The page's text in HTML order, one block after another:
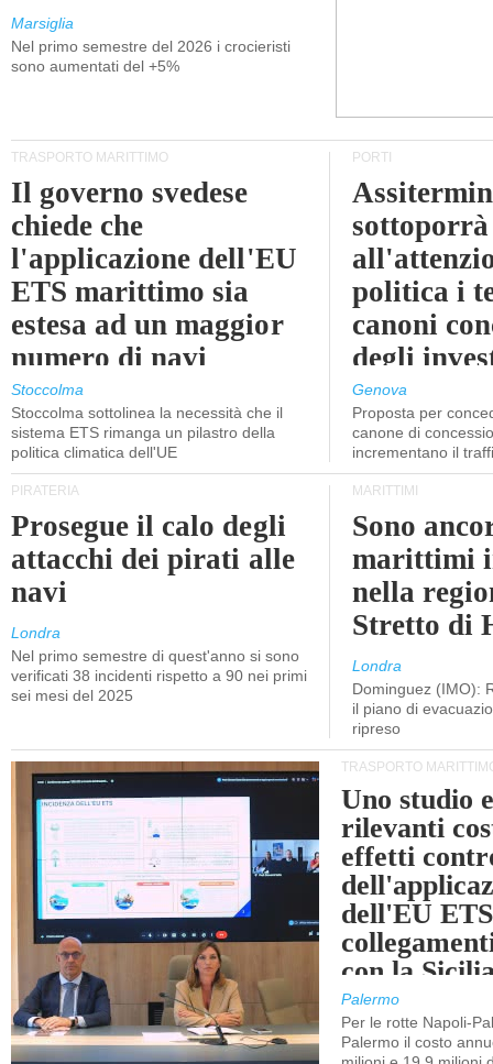
Marsiglia
Nel primo semestre del 2026 i crocieristi
sono aumentati del +5%
TRASPORTO MARITTIMO
Il governo svedese
chiede che
l'applicazione dell'EU
ETS marittimo sia
estesa ad un maggior
numero di navi
Stoccolma
Stoccolma sottolinea la necessità che il
sistema ETS rimanga un pilastro della
politica climatica dell'UE
PORTI
sottoporrà
politica i
canoni
degli
Genova
Proposta per
canone di
incrementano il
PIRATERIA
Prosegue il calo degli
attacchi dei pirati alle
navi
Londra
Nel primo semestre di quest'anno si sono
verificati 38 incidenti rispetto a 90 nei primi
sei mesi del 2025
MARITTIMI
Sono
marittimi
nella
Stretto di
Londra
Dominguez (IMO):
il piano di
ripreso
TRASPORTO
Uno studio
rilevanti
effetti
dell'EU
con la
Palermo
Per le rotte Napoli-
Palermo il costo